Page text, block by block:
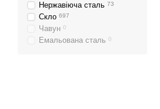
Нержавіюча сталь 73
Скло 697
Чавун 0
Емальована сталь 0